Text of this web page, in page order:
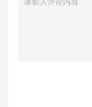
保设备的高效运
业园的建设规模
等。建设规模根